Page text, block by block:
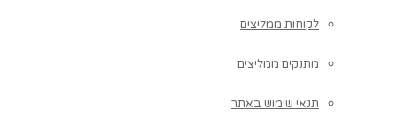
לקוחות ממליצים
מתנקים ממליצים
תנאי שימוש באתר